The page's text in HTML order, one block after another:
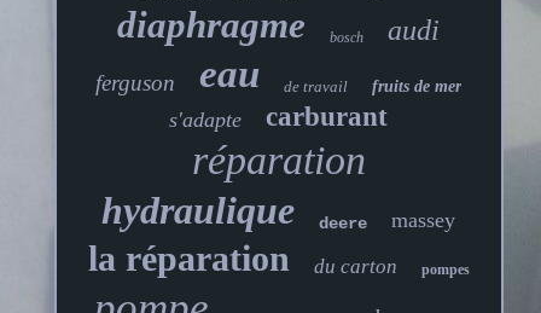
diaphragme bosch audi
ferguson eau de travail fruits de mer
s'adapte carburant
réparation
hydraulique deere massey
la réparation du carton pompes